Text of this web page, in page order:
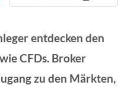
entdecken den
CFDs. Broker
zu den Märkten,